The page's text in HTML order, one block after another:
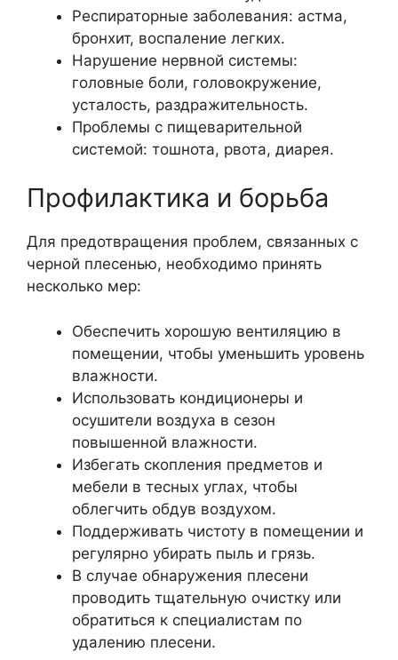
Респираторные заболевания: астма,
бронхит, воспаление легких.
Нарушение нервной системы:
головные боли, головокружение,
усталость, раздражительность.
Проблемы с пищеварительной
системой: тошнота, рвота, диарея.
Профилактика и борьба
Для предотвращения проблем, связанных с
черной плесенью, необходимо принять
несколько мер:
Обеспечить хорошую вентиляцию в
помещении, чтобы уменьшить уровень
влажности.
Использовать кондиционеры и
осушители воздуха в сезон
повышенной влажности.
Избегать скопления предметов и
мебели в тесных углах, чтобы
облегчить обдув воздухом.
Поддерживать чистоту в помещении и
регулярно убирать пыль и грязь.
В случае обнаружения плесени
проводить тщательную очистку или
обратиться к специалистам по
удалению плесени.